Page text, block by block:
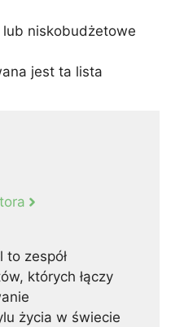
niskobudżetowe
jest ta lista
to zespół
których łączy
życia w świecie